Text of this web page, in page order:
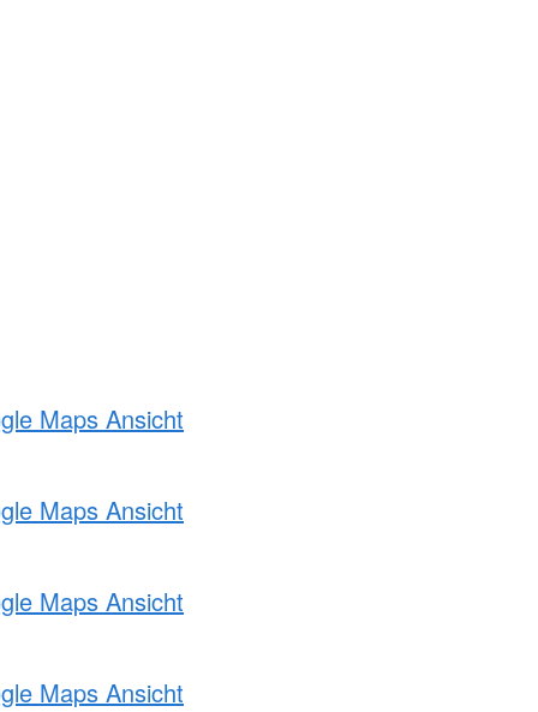
Maps Ansicht
Maps Ansicht
Maps Ansicht
Maps Ansicht